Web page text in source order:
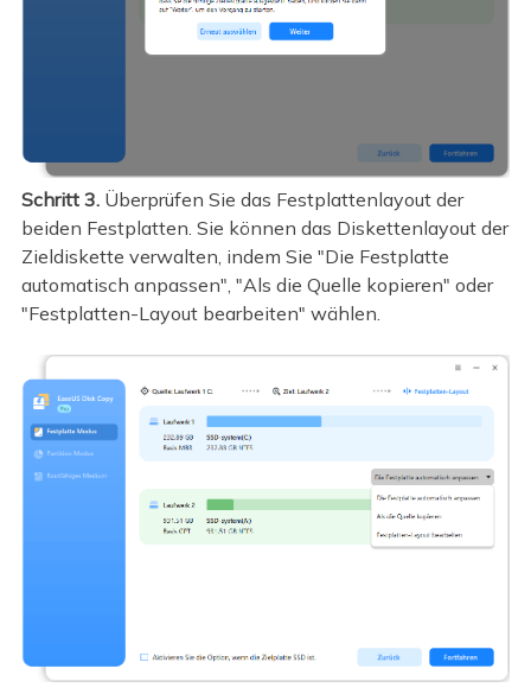
Schritt 3. Überprüfen Sie das Festplattenlayout der
beiden Festplatten. Sie können das Diskettenlayout der
Zieldiskette verwalten, indem Sie "Die Festplatte
automatisch anpassen", "Als die Quelle kopieren" oder
"Festplatten-Layout bearbeiten" wählen.